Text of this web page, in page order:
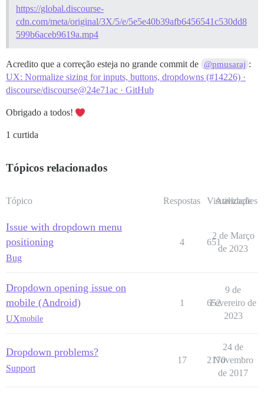
https://global.discourse-
cdn.com/meta/original/3X/5/e/5e5e40b39afb6456541c530dd8
599b6aceb9619a.mp4
Acredito que a correção esteja no grande commit de @pmusaraj :
UX: Normalize sizing for inputs, buttons, dropdowns (#14226) ·
discourse/discourse@24e71ac · GitHub
Obrigado a todos!
1 curtida
Tópicos relacionados
Tópico Respostas Visualizações
Atividade
Issue with dropdown menu
positioning
Bug
4 651
2 de Março
de 2023
Dropdown opening issue on
mobile (Android)
UXmobile
1 652
9 de
Fevereiro de
2023
Dropdown problems?
Support
17 2170
24 de
Novembro
de 2017